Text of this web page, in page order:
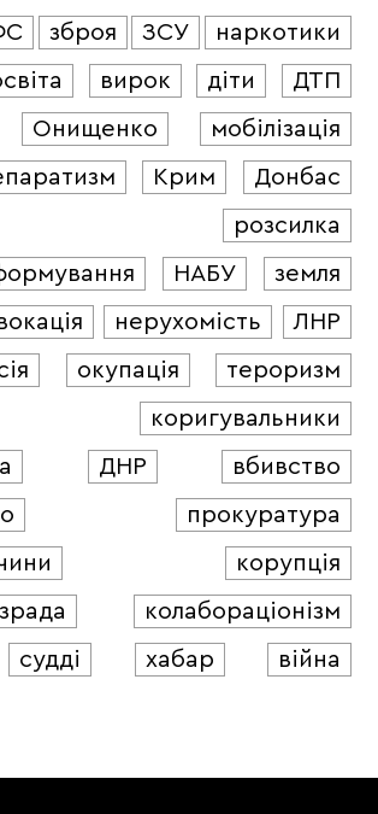
зброя ЗСУ
наркотики
вирок діти
ДТП
Онищенко
мобілізація
Крим
Донбас
розсилка
НАБУ
земля
нерухомість
ЛНР
окупація
тероризм
коригувальники
ДНР
вбивство
прокуратура
корупція
колабораціонізм
судді хабар війна